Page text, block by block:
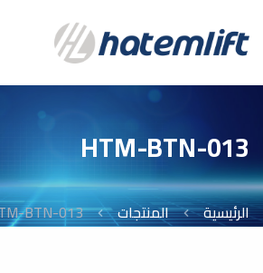
HTM-BTN-013
الرئيسية المنتجات HTM-BTN-013